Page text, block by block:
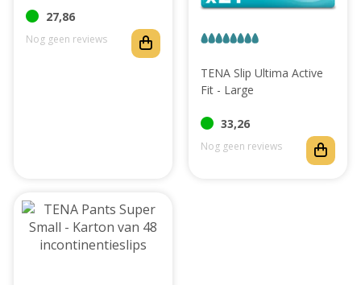
Abonnement
27,86
Nog geen reviews
TENA Slip Ultima Active
Fit - Large
33,26
Nog geen reviews